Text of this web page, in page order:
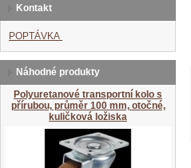
Kontakt
POPTÁVKA
Náhodné produkty
Polyuretanové transportní kolo s
přírubou, průměr 100 mm, otočné,
kuličková ložiska